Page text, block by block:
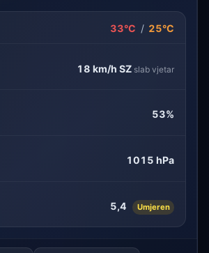
33°C / 25°C
18 km/h SZ slab vjetar
53%
1015 hPa
5,4 Umjeren